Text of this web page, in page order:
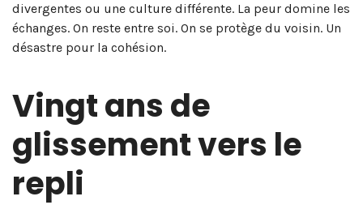
divergentes ou une culture différente. La peur domine les
échanges. On reste entre soi. On se protège du voisin. Un
désastre pour la cohésion.
Vingt ans de
glissement vers le
repli